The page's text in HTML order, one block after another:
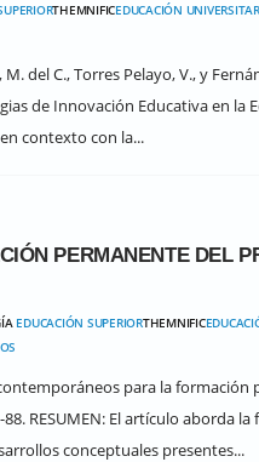
THEMNIFICEDUCACIÓN
del C., Torres Pelayo, V., y
de Innovación Educativa en la
contexto con la...
PERMANENTE DEL
EDUCACIÓN SUPERIORTHEMNIFIC
para la
RESUMEN: El artículo aborda
conceptuales presentes...